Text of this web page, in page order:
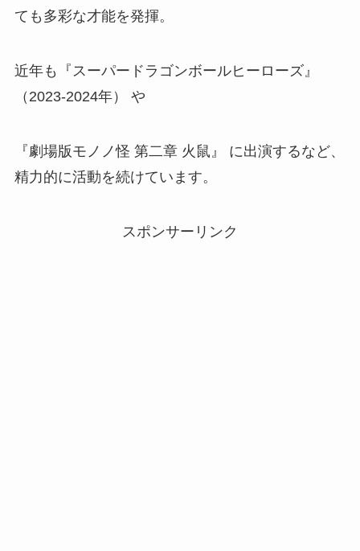
ても多彩な才能を発揮。
近年も『スーパードラゴンボールヒーローズ』
（2023-2024年） や
『劇場版モノノ怪 第二章 火鼠』 に出演するなど、
精力的に活動を続けています。
スポンサーリンク